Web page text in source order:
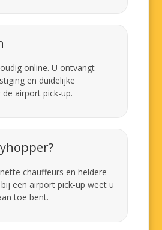
online. U ontvangt
en duidelijke
airport pick-up.
chauffeurs en heldere
een airport pick-up weet u
toe bent.